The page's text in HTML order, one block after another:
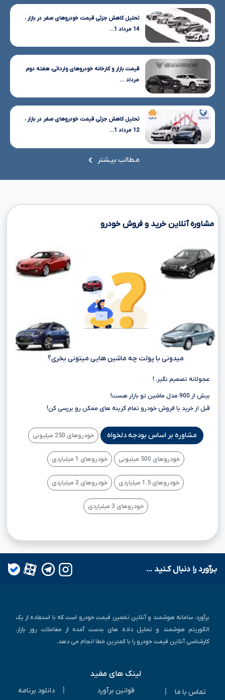
تحلیل کاهش جزئی قیمت خودروهای صفر در بازار ،
14 مرداد 1...
قیمت بازار و کارخانه خودروهای وارداتی، هفته دوم
مرداد ...
تحلیل کاهش جزئی قیمت خودروهای صفر در بازار ،
12 مرداد 1...
مـطالب بیـشتر
مشاوره آنلاین خرید و فروش خودرو
میدونی با پولت چه ماشین هایی میتونی بخری؟
عجولانه تصمیم نگیر، !
بیش از 900 مدل ماشین تو بازار هست!
قبل از خرید یا فروش خودرو تمام گزینه های ممکن رو بررسی کن!
مشاوره بر اساس بودجه دلخواه خودروهای 250 میلیونی
خودروهای 500 میلیونی خودروهای 1 میلیاردی
خودروهای 1.5 میلیاردی خودروهای 2 میلیاردی
خودروهای 3 میلیاردی
بـرآورد را دنبال کـنید ...
برآورد، سامانه هوشمند و آنلاین تخمین قیمت خودرو است که با استفاده از یک
الگوریتم هوشمند و تحلیل داده های بدست آمده از معاملات روز بازار،
کارشناسی آنلاین قیمت خودرو را با کمترین خطا انجام می دهد.
لینک های مفید
تماس با ما قوانین برآورد دانلود برنامه